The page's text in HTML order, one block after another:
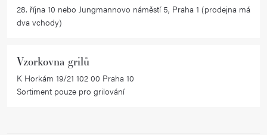
28. října 10 nebo Jungmannovo náměstí 5, Praha 1 (prodejna má
dva vchody)
Vzorkovna grilů
K Horkám 19/21 102 00 Praha 10
Sortiment pouze pro grilování